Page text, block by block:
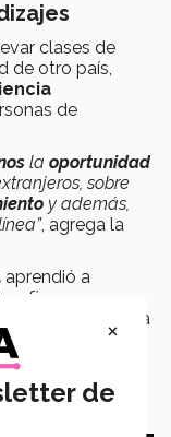
clases de
de otro país,
de
la oportunidad
sobre
y además,
, agrega la
aprendió a
que
conlleva, como la
que“fue
chicas de
virtualmente”
×
de